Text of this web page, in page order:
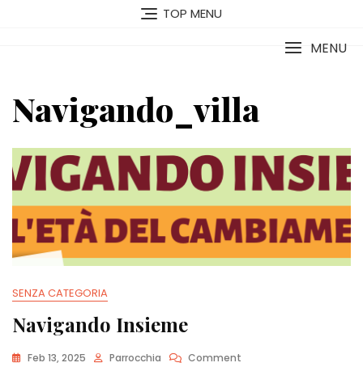
TOP MENU
MENU
Navigando_villa
SENZA CATEGORIA
Navigando Insieme
Feb 13, 2025 Parrocchia Comment